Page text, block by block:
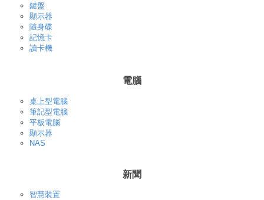
鍵盤
顯示器
隨身碟
記憶卡
讀卡機
電腦
桌上型電腦
筆記型電腦
平板電腦
顯示器
NAS
新聞
智慧裝置